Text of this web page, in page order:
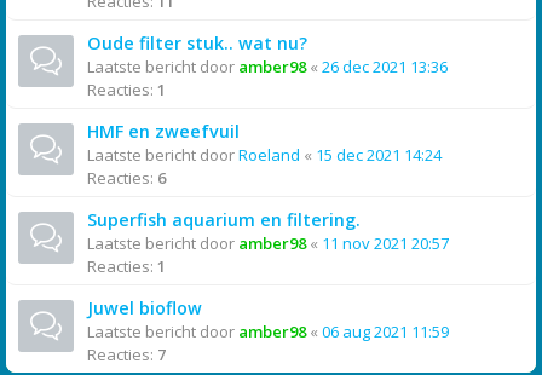
Oude filter stuk.. wat nu?
Laatste bericht door amber98« 26 dec 2021 13:36
Reacties: 1
HMF en zweefvuil
Laatste bericht doorRoeland « 15 dec 2021 14:24
Reacties: 6
Superfish aquarium en filtering.
Laatste bericht door amber98« 11 nov 2021 20:57
Reacties: 1
Juwel bioflow
Laatste bericht door amber98« 06 aug 2021 11:59
Reacties: 7